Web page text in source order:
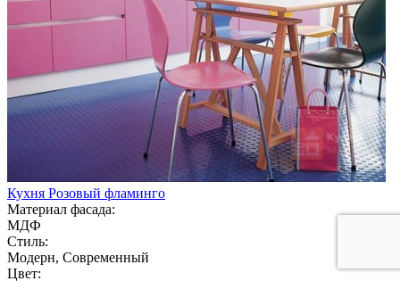
Кухня Розовый фламинго
Материал фасада:
МДФ
Стиль:
Модерн, Современный
Цвет: